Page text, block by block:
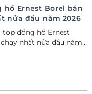
hồ Ernest Borel bán
nửa đầu năm 2026
top đồng hồ Ernest
nhất nửa đầu năm